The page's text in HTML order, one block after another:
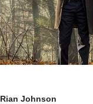
Rian Johnson